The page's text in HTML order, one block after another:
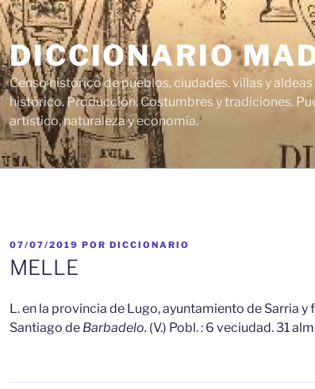
DICCIONARIO
Censo histórico de pueblos, ciudades, villas y
histórico. Producción. Costumbres y tradiciones.
artístico, naturaleza y economía.
PUBLICADO
EL
07/07/2019 POR DICCIONARIO
MELLE
L. en la provincia de Lugo, ayuntamiento de Sarria y
Santiago de Barbadelo. (V.) Pobl. : 6 veciudad. 31